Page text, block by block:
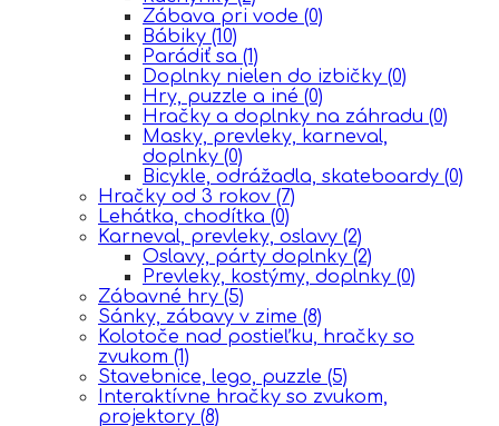
Zábava pri vode (0)
Bábiky (10)
Parádiť sa (1)
Doplnky nielen do izbičky (0)
Hry, puzzle a iné (0)
Hračky a doplnky na záhradu (0)
Masky, prevleky, karneval,
doplnky (0)
Bicykle, odrážadla, skateboardy (0)
Hračky od 3 rokov (7)
Lehátka, chodítka (0)
Karneval, prevleky, oslavy (2)
Oslavy, párty doplnky (2)
Prevleky, kostýmy, doplnky (0)
Zábavné hry (5)
Sánky, zábavy v zime (8)
Kolotoče nad postieľku, hračky so
zvukom (1)
Stavebnice, lego, puzzle (5)
Interaktívne hračky so zvukom,
projektory (8)